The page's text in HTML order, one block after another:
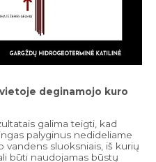
deginamojo kuro
galima teigti, kad
palyginus nedideliame
vandens sluoksniais, iš kurių
būti naudojamas būstų